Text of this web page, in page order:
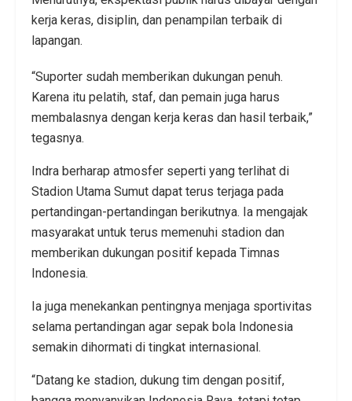
kerja keras, disiplin, dan penampilan terbaik di
lapangan.
“Suporter sudah memberikan dukungan penuh.
Karena itu pelatih, staf, dan pemain juga harus
membalasnya dengan kerja keras dan hasil terbaik,”
tegasnya.
Indra berharap atmosfer seperti yang terlihat di
Stadion Utama Sumut dapat terus terjaga pada
pertandingan-pertandingan berikutnya. Ia mengajak
masyarakat untuk terus memenuhi stadion dan
memberikan dukungan positif kepada Timnas
Indonesia.
Ia juga menekankan pentingnya menjaga sportivitas
selama pertandingan agar sepak bola Indonesia
semakin dihormati di tingkat internasional.
“Datang ke stadion, dukung tim dengan positif,